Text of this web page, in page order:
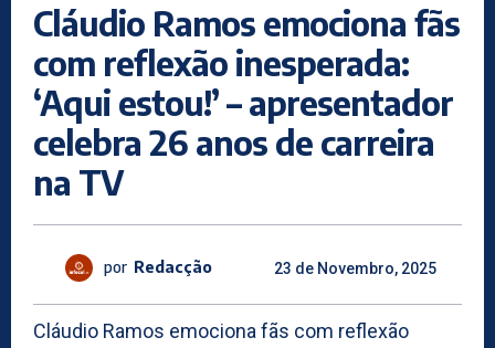
Cláudio Ramos emociona fãs
com reflexão inesperada:
‘Aqui estou!’ – apresentador
celebra 26 anos de carreira
na TV
por Redacção 23 de Novembro, 2025
Cláudio Ramos emociona fãs com reflexão